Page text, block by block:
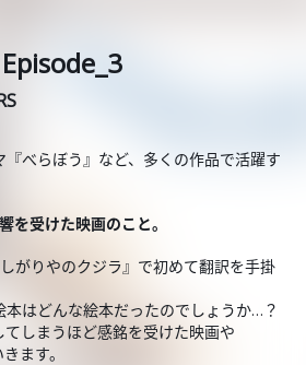
べらぼう』など、多くの作品で活躍す
を受けた映画のこと。
がりやのクジラ』で初めて翻訳を手掛
はどんな絵本だったのでしょうか…？
しまうほど感銘を受けた映画や
ます。